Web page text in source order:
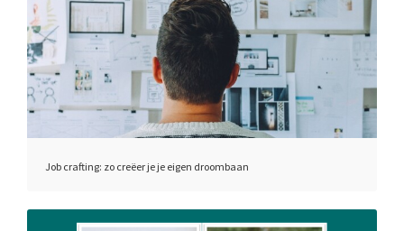
Job crafting: zo creëer je je eigen droombaan